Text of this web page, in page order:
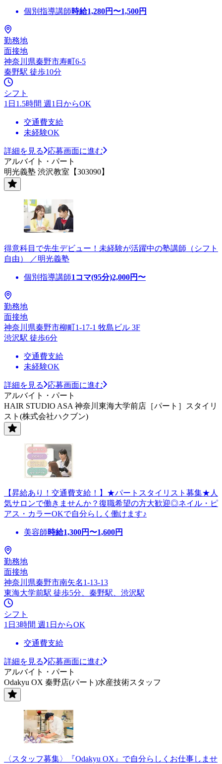
個別指導講師時給1,280円〜1,500円
勤務地
面接地
神奈川県秦野市寿町6-5
秦野駅 徒歩10分
シフト
1日1.5時間 週1日からOK
交通費支給
未経験OK
詳細を見る
応募画面に進む
アルバイト・パート
明光義塾 渋沢教室【303090】
得意科目で先生デビュー！未経験が活躍中の塾講師（シフト
自由） ／明光義塾
個別指導講師1コマ(95分)2,000円〜
勤務地
面接地
神奈川県秦野市柳町1-17-1 牧島ビル 3F
渋沢駅 徒歩6分
交通費支給
未経験OK
詳細を見る
応募画面に進む
アルバイト・パート
HAIR STUDIO ASA 神奈川東海大学前店［パート］スタイリ
スト(株式会社ハクブン)
【昇給あり！交通費支給！】★パートスタイリスト募集★人
気サロンで働きませんか？復職希望の方大歓迎◎ネイル・ピ
アス・カラーOKで自分らしく働けます♪
美容師時給1,300円〜1,600円
勤務地
面接地
神奈川県秦野市南矢名1-13-13
東海大学前駅 徒歩5分、秦野駅、渋沢駅
シフト
1日3時間 週1日からOK
交通費支給
詳細を見る
応募画面に進む
アルバイト・パート
Odakyu OX 秦野店(パート)水産技術スタッフ
〈スタッフ募集〉『Odakyu OX』で自分らしくお仕事しませ